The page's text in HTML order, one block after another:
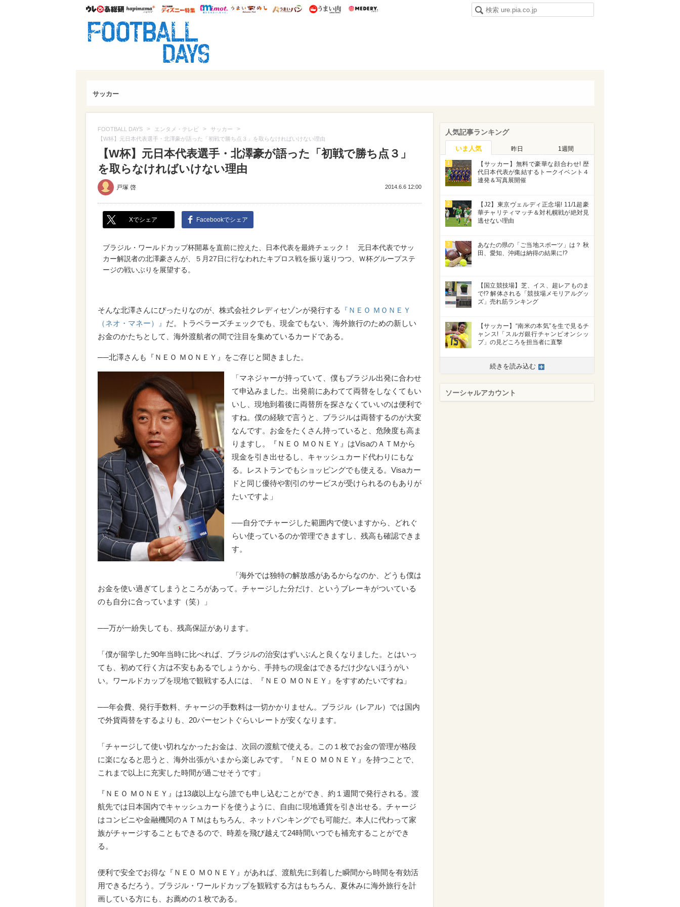
ウレぴあ総研ハピママ* ウレぴあ総研 ディズニー特集
mimot. うまいめし うまいパン うまい肉
サッカー
FOOTBALL DAYS > エンタメ・テレビ > サッカー >
【W杯】元日本代表選手・北澤豪が語った「初戦で勝ち点３」を取らなければいけない理由
【W杯】元日本代表選手・北澤豪が語った「初戦で勝ち点３」
を取らなければいけない理由
戸塚 啓 2014.6.6 12:00
Xでシェア Facebookでシェア
ブラジル・ワールドカップ杯開幕を直前に控えた、日本代表を最終チェック！ 元日本代表でサッ
カー解説者の北澤豪さんが、５月27日に行なわれたキプロス戦を振り返りつつ、Ｗ杯グループステ
ージの戦いぶりを展望する。
そんな北澤さんにぴったりなのが、株式会社クレディセゾンが発行する
『ＮＥＯ ＭＯＮＥＹ
（ネオ・マネー）』 だ。トラベラーズチェックでも、現金でもない、海外旅行のための新しい
お金のかたちとして、海外渡航者の間で注目を集めているカードである。
──北澤さんも『ＮＥＯ ＭＯＮＥＹ』をご存じと聞きました。
「マネジャーが持っていて、僕もブラジル出発に合わせ
て申込みました。出発前にあわてて両替をしなくてもい
いし、現地到着後に両替所を探さなくていいのは便利で
すね。僕の経験で言うと、ブラジルは両替するのが大変
なんです。お金をたくさん持っていると、危険度も高ま
りますし。『ＮＥＯ ＭＯＮＥＹ』はVisaのＡＴＭから
現金を引き出せるし、キャッシュカード代わりにもな
る。レストランでもショッピングでも使える。Visaカー
ドと同じ優待や割引のサービスが受けられるのもありが
たいですよ」
──自分でチャージした範囲内で使いますから、どれぐ
らい使っているのか管理できますし、残高も確認できま
す。
「海外では独特の解放感があるからなのか、どうも僕は
お金を使い過ぎてしまうところがあって。チャージした分だけ、というブレーキがついている
のも自分に合っています（笑）」
──万が一紛失しても、残高保証があります。
「僕が留学した90年当時に比べれば、ブラジルの治安はずいぶんと良くなりました。とはいっ
ても、初めて行く方は不安もあるでしょうから、手持ちの現金はできるだけ少ないほうがい
い。ワールドカップを現地で観戦する人には、『ＮＥＯ ＭＯＮＥＹ』をすすめたいですね」
──年会費、発行手数料、チャージの手数料は一切かかりません。ブラジル（レアル）では国内
で外貨両替をするよりも、20パーセントぐらいレートが安くなります。
「チャージして使い切れなかったお金は、次回の渡航で使える。この１枚でお金の管理が格段
に楽になると思うと、海外出張がいまから楽しみです。『ＮＥＯ ＭＯＮＥＹ』を持つことで、
これまで以上に充実した時間が過ごせそうです」
『ＮＥＯ ＭＯＮＥＹ』は13歳以上なら誰でも申し込むことができ、約１週間で発行される。渡
航先では日本国内でキャッシュカードを使うように、自由に現地通貨を引き出せる。チャージ
はコンビニや金融機関のＡＴＭはもちろん、ネットバンキングでも可能だ。本人に代わって家
族がチャージすることもできるので、時差を飛び越えて24時間いつでも補充することができ
る。
便利で安全でお得な『ＮＥＯ ＭＯＮＥＹ』があれば、渡航先に到着した瞬間から時間を有効活
用できるだろう。ブラジル・ワールドカップを観戦する方はもちろん、夏休みに海外旅行を計
画している方にも、お薦めの１枚である。
人気記事ランキング
いま人気 昨日 1週間
1
【サッカー】無料で豪華な顔合わせ! 歴
代日本代表が集結するトークイベント４
連発＆写真展開催
2
【J2】東京ヴェルディ正念場! 11/1超豪
華チャリティマッチ＆対札幌戦が絶対見
逃せない理由
3
あなたの県の「ご当地スポーツ」は？ 秋
田、愛知、沖縄は納得の結果に!?
4
【国立競技場】芝、イス、超レアものま
で!? 解体される「競技場メモリアルグッ
ズ」売れ筋ランキング
5
【サッカー】“南米の本気”を生で見るチ
ャンス!「スルガ銀行チャンピオンシッ
プ」の見どころを担当者に直撃
続きを読み込む
ソーシャルアカウント